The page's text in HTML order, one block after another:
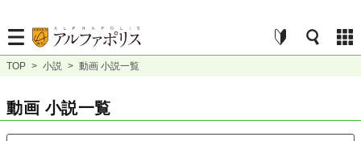
TOP > 小説 > 動画 小説一覧
動画 小説一覧